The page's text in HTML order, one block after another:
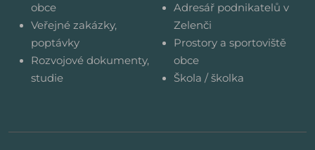
obce
Veřejné zakázky,
poptávky
Rozvojové dokumenty,
studie
Adresář podnikatelů v
Zelenči
Prostory a sportoviště
obce
Škola / školka